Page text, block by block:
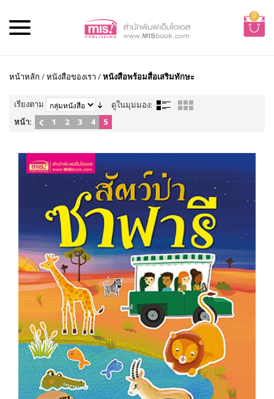
0
หน้าหลัก /หนังสือของเรา /หนังสือพร้อมสื่อเสริมทักษะ
เรียงตาม
ดูในมุมมอง:
หน้า:
1 2 3 4 5